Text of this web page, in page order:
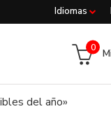
Idiomas
0
del año»